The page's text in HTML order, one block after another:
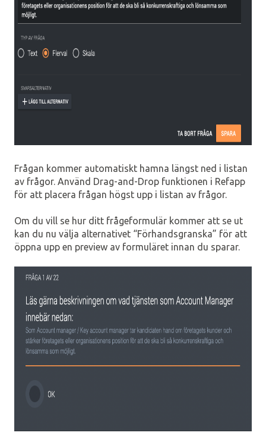
Frågan kommer automatiskt hamna längst ned i listan
av frågor. Använd Drag-and-Drop funktionen i Refapp
för att placera frågan högst upp i listan av frågor.
Om du vill se hur ditt frågeformulär kommer att se ut
kan du nu välja alternativet “Förhandsgranska” för att
öppna upp en preview av formuläret innan du sparar.